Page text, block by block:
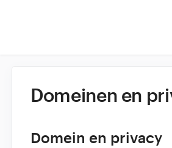
Helpdesk
Optimaliseren &
Domeinen en
Domein en privacy